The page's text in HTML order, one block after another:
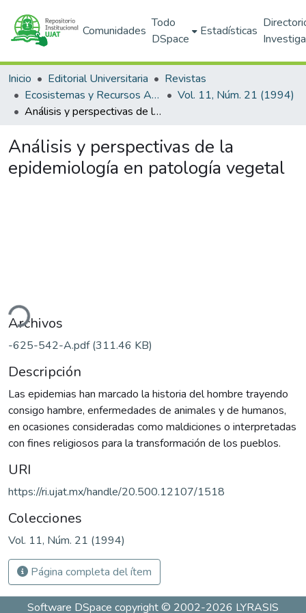
Comunidades
Todo
DSpace
Estadísticas
Inicio Editorial Universitaria
Revistas
Ecosistemas y Recursos Agropecuarios
Vol. 11, Núm. 21 (1994)
Análisis y perspectivas de la epidemiología en patología vegetal
Análisis y perspectivas de la
epidemiología en patología vegetal
Archivos
-625-542-A.pdf(311.46 KB)
Descripción
Las epidemias han marcado la historia del hombre trayendo
consigo hambre, enfermedades de animales y de humanos,
en ocasiones consideradas como maldiciones o interpretadas
con fines religiosos para la transformación de los pueblos.
URI
https://ri.ujat.mx/handle/20.500.12107/1518
Colecciones
Vol. 11, Núm. 21 (1994)
Página completa del ítem
Software DSpace copyright © 2002-2026 LYRASIS